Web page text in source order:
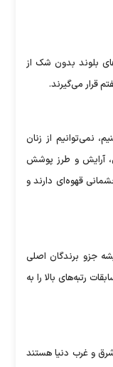
سانتیمتر و مو‌های بلوند بدون شک از
قرار می‌گیرند.
نمی‌توانیم از زنان
آرایش و طرز پوشش
قهوه‌ای دارند و
جزو برندگان اصلی
رتبه‌های بالا را به
و غرب دنیا هستند